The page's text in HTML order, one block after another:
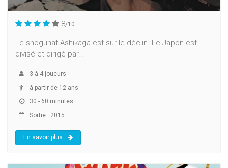
8/10
Le shogunat Ashikaga est sur le déclin. Le Japon est
divisé et dirigé par...
3 à 4 joueurs
à partir de 12 ans
30 - 60 minutes
Sortie : 2015
En savoir plus